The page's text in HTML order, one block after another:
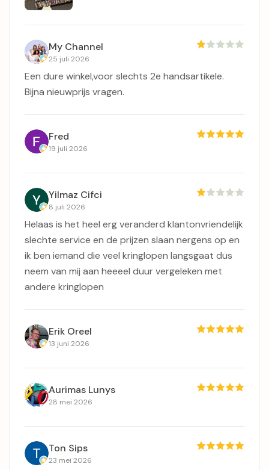
My Channel
25 juli 2026
Een dure winkel,voor slechts 2e handsartikele.
Bijna nieuwprijs vragen.
Fred
19 juli 2026
Yilmaz Cifci
8 juli 2026
Helaas is het heel erg veranderd klantonvriendelijk
slechte service en de prijzen slaan nergens op en
ik ben iemand die veel kringlopen langsgaat dus
neem van mij aan heeeel duur vergeleken met
andere kringlopen
Erik Oreel
13 juni 2026
Aurimas Lunys
28 mei 2026
Ton Sips
23 mei 2026